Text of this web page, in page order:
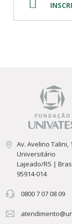
Av. Avelino Talini,
Universitário
Lajeado/RS |
95914-014
0800 7 07 08 09